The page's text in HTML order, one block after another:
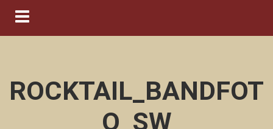
Navigation ein-/ausblenden
ROCKTAIL_BANDFOT
O_SW